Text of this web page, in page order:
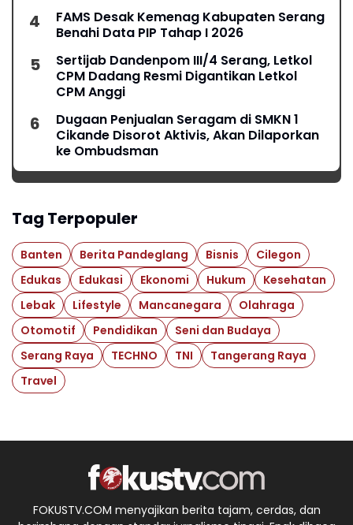
FAMS Desak Kemenag Kabupaten Serang
Benahi Data PIP Tahap I 2026
Sertijab Dandenpom III/4 Serang, Letkol
CPM Dadang Resmi Digantikan Letkol
CPM Anggi
Dugaan Penjualan Seragam di SMKN 1
Cikande Disorot Aktivis, Akan Dilaporkan
ke Ombudsman
Tag Terpopuler
Banten Berita Pandeglang Bisnis
Cilegon
Edukas
Edukasi Ekonomi Hukum
Kesehatan
Lebak
Lifestyle Mancanegara
Olahraga
Otomotif
Pendidikan
Seni dan Budaya
Serang Raya
TECHNO TNI
Tangerang Raya
Travel
FOKUSTV.COM menyajikan berita tajam, cerdas, dan